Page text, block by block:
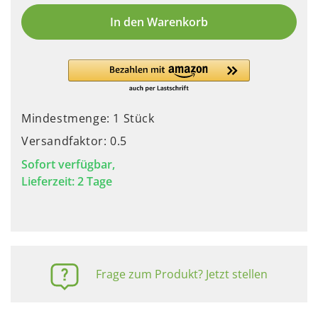
In den Warenkorb
Mindestmenge: 1 Stück
Versandfaktor: 0.5
Sofort verfügbar,
Lieferzeit: 2 Tage
Frage zum Produkt? Jetzt stellen